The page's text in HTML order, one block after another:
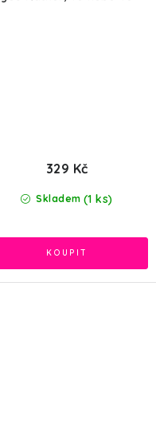
Skladem (1 ks)
329 Kč